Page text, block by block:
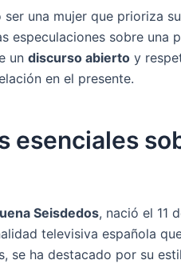
una mujer que prioriza su
especulaciones sobre una
un discurso abierto y
en el presente.
esenciales
Seisdedos, nació el 11
televisiva española
se ha destacado por su